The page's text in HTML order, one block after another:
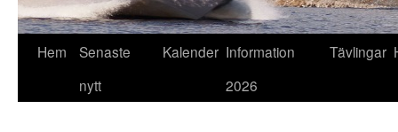
Hem
Senaste
nytt
Kalender Information
2026
Tävlingar